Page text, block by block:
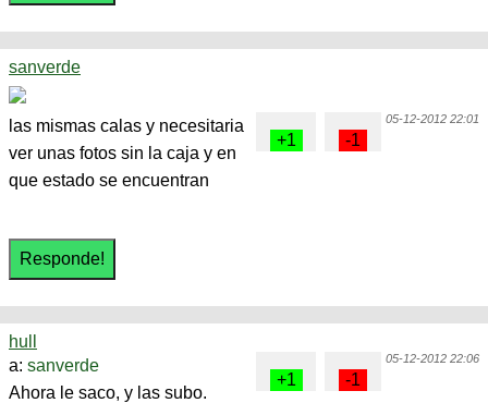
sanverde
05-12-2012 22:01
las mismas calas y necesitaria
ver unas fotos sin la caja y en
que estado se encuentran
hull
05-12-2012 22:06
a: sanverde
Ahora le saco, y las subo.